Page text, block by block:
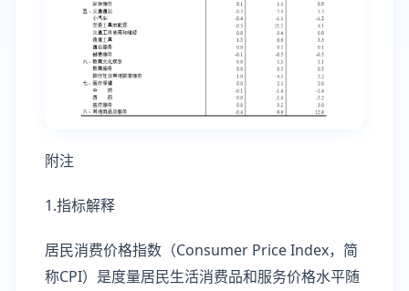
附注
1.指标解释
居民消费价格指数（Consumer Price Index，简
称CPI）是度量居民生活消费品和服务价格水平随